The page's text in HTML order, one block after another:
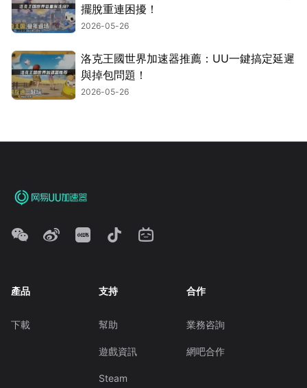
擺脫重連困擾！
2026-05-26
洛克王國世界加速器推薦：UU一鍵搞定延遲
與掉包問題！
2026-05-26
產品
下載
支持
幫助
遊戲資訊
Steam
合作
業務咨詢
網吧合作